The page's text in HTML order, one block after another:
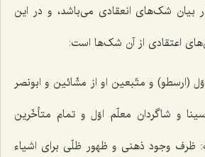
بیان شک‌های انعقادی می‌باشد، و در این
اعتقادی از آن شک‌ها است:
(ارسطو) و متّبعین او از مشّائین و ابونصر
و شاگردان معلّم اوّل و تمام متأخّرین
ظرف وجود ذهنی و ظهور ظلّی برای اشیاء